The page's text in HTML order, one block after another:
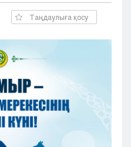
Таңдаулыға қосу